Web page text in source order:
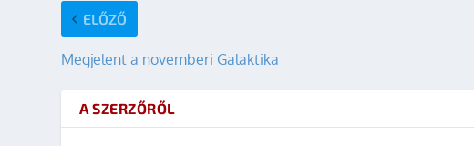
ELŐZŐ
Megjelent a novemberi Galaktika
A SZERZŐRŐL